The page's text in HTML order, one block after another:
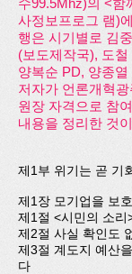
수99.5Mhz)의 <함
사정보프로그 램)
행은 시기별로 김
(보도제작국), 도
양복순 PD, 양종
저자가 언론개혁
원장 자격으로 참
내용을 정리한 것
제1부 위기는 곧 기
제1장 모기업을 보
제1절 <시민의 소
제2절 사실 확인도
제3절 계도지 예산
다